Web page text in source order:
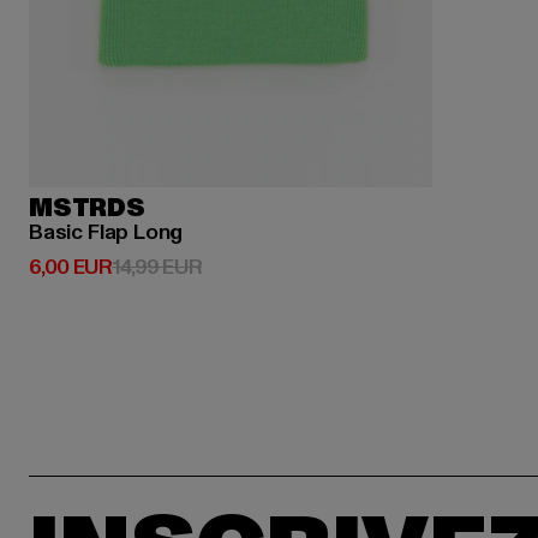
MSTRDS
Basic Flap Long
6,00 EUR
Prix courant: 6,00 EUR
14,99 EURPrix en promotion: 14,99 EUR